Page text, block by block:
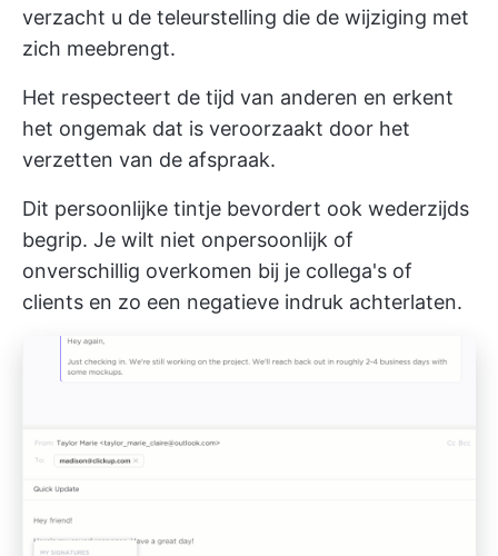
verzacht u de teleurstelling die de wijziging met
zich meebrengt.
Het respecteert de tijd van anderen en erkent
het ongemak dat is veroorzaakt door het
verzetten van de afspraak.
Dit persoonlijke tintje bevordert ook wederzijds
begrip. Je wilt niet onpersoonlijk of
onverschillig overkomen bij je collega's of
clients en zo een negatieve indruk achterlaten.